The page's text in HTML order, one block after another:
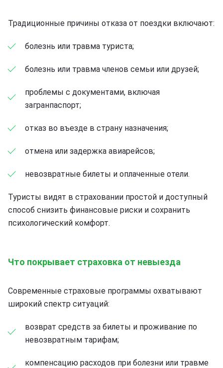
Традиционные причины отказа от поездки включают:
болезнь или травма туриста;
болезнь или травма членов семьи или друзей;
проблемы с документами, включая
загранпаспорт;
отказ во въезде в страну назначения;
отмена или задержка авиарейсов;
невозвратные билеты и оплаченные отели.
Туристы видят в страховании простой и доступный
способ снизить финансовые риски и сохранить
психологический комфорт.
Что покрывает страховка от невыезда
Современные страховые программы охватывают
широкий спектр ситуаций:
возврат средств за билеты и проживание по
невозвратным тарифам;
компенсацию расходов при болезни или травме